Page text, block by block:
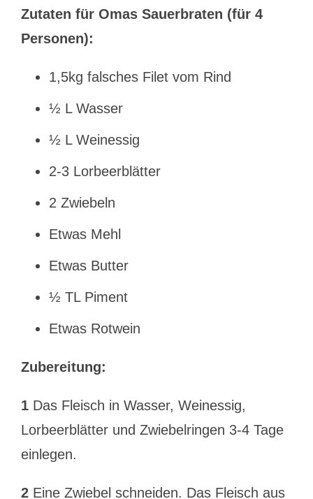
Zutaten für Omas Sauerbraten (für 4
Personen):
1,5kg falsches Filet vom Rind
½ L Wasser
½ L Weinessig
2-3 Lorbeerblätter
2 Zwiebeln
Etwas Mehl
Etwas Butter
½ TL Piment
Etwas Rotwein
Zubereitung:
1Das Fleisch in Wasser, Weinessig,
Lorbeerblätter und Zwiebelringen 3-4 Tage
einlegen.
2Eine Zwiebel schneiden. Das Fleisch aus